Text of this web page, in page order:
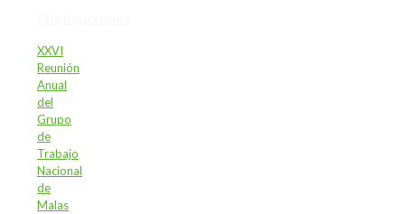
XXVI
Reunión
Anual
del
Grupo
de
Trabajo
Nacional
de
Malas